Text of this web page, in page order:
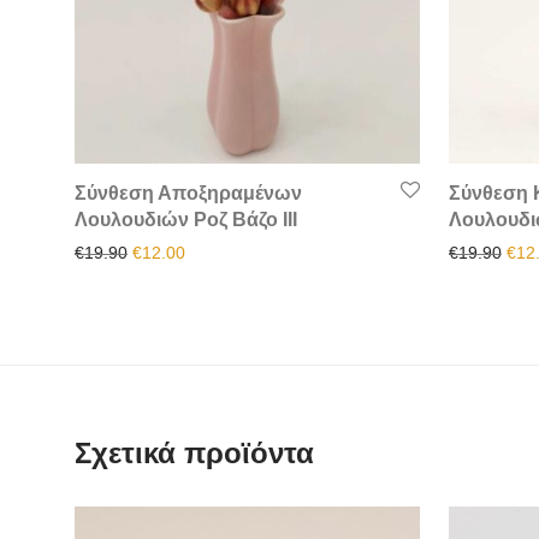
Σύνθεση Αποξηραμένων
Λουλουδιών Ροζ Βάζο III
€19.90 Original price was: €19.90.
€12.00Η τρέχουσα τιμή είναι: €12.00.
Σύνθεση
€19.90 €
Σχετικά προϊόντα